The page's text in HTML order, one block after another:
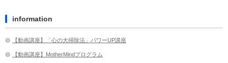
information
【動画講座】「心の大掃除法」パワーUP講座
【動画講座】MotherMindプログラム